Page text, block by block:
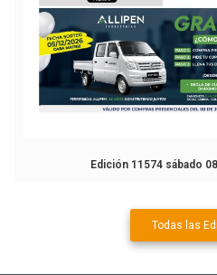
Edición 11574 sábado
Todas las